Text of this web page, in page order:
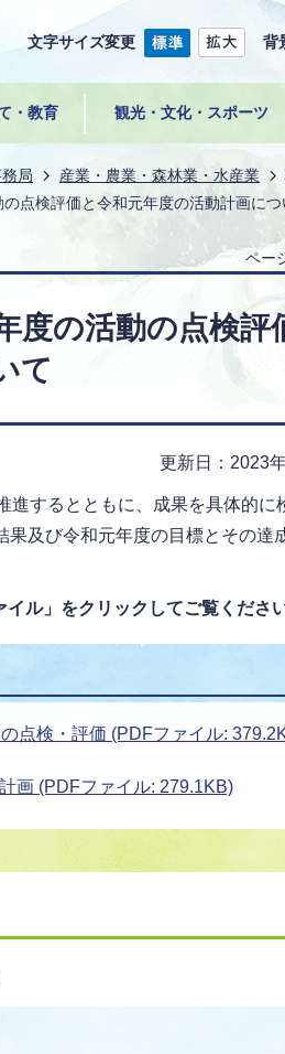
文字サイズ変更 背
・教育 観光・文化・スポーツ
局 産業・農業・森林業・水産業
点検評価と令和元年度の活動計画につ
ペー
度の活動の点検評
て
更新日：2023
するとともに、成果を具体的に
及び令和元年度の目標とその達
ル」をクリックしてご覧ください
点検・評価 (PDFファイル:
画 (PDFファイル: 279.1KB)